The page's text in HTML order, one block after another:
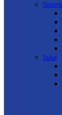
Sulut